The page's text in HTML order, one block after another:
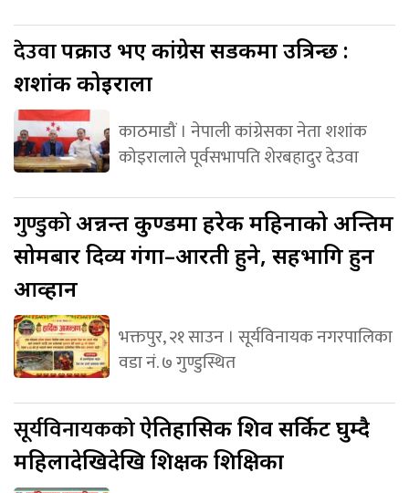
देउवापक्राउ भए कांग्रेस सडकमा उत्रिन्छ :
शशांक कोइराला
काठमाडौं । नेपाली कांग्रेसका नेता शशांक
कोइरालाले पूर्वसभापति शेरबहादुर देउवा
गुण्डुकोअन्नन्त कुण्डमा हरेक महिनाको अन्तिम
सोमबार दिव्य गंगा–आरती हुने, सहभागि हुन
आव्हान
भक्तपुर, २१ साउन । सूर्यविनायक नगरपालिका
वडा नं. ७ गुण्डुस्थित
सूर्यविनायककोऐतिहासिक शिव सर्किट घुम्दै
महिलादेखिदेखि शिक्षक शिक्षिका